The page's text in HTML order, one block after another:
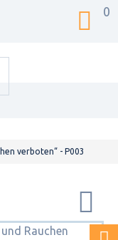
0
verboten“ - P003